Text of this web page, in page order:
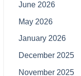
June 2026
May 2026
January 2026
December 2025
November 2025